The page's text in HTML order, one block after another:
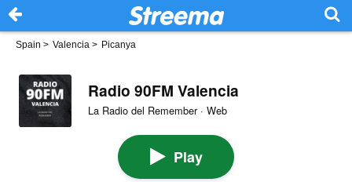
Spain > Valencia > Picanya
Radio 90FM Valencia
La Radio del Remember · Web
Play